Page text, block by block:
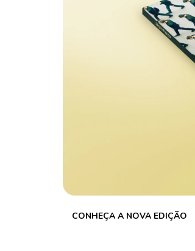
CONHEÇA A NOVA EDIÇÃO